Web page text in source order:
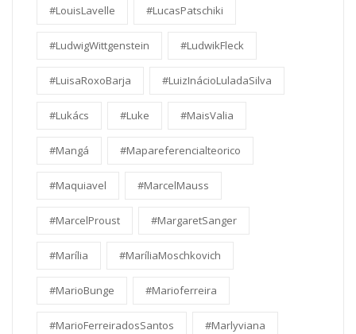
#LouisLavelle #LucasPatschiki
#LudwigWittgenstein #LudwikFleck
#LuisaRoxoBarja #LuizInácioLuladaSilva
#Lukács #Luke #MaisValia
#Mangá #Mapareferencialteorico
#Maquiavel #MarcelMauss
#MarcelProust #MargaretSanger
#Marília #MaríliaMoschkovich
#MarioBunge #Marioferreira
#MarioFerreiradosSantos #Marlyviana